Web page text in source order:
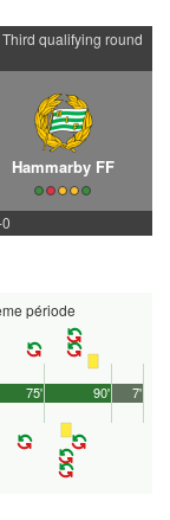
Third qualifying round
Hammarby FF
période
90'
75' 7'